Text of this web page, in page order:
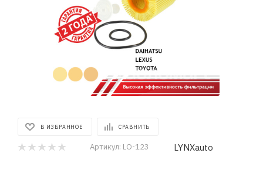
В ИЗБРАННОЕ СРАВНИТЬ
Артикул: LO-123 LYNXauto